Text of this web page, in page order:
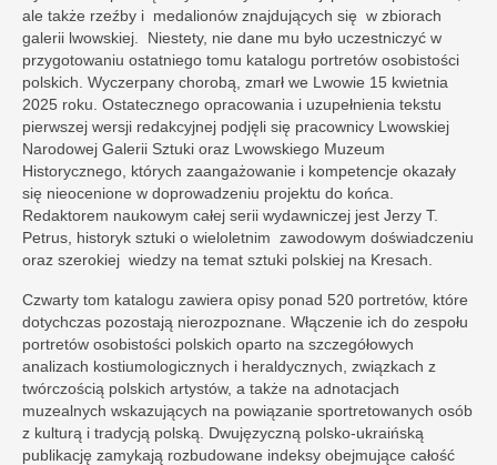
ale także rzeźby i medalionów znajdujących się w zbiorach
galerii lwowskiej. Niestety, nie dane mu było uczestniczyć w
przygotowaniu ostatniego tomu katalogu portretów osobistości
polskich. Wyczerpany chorobą, zmarł we Lwowie 15 kwietnia
2025 roku. Ostatecznego opracowania i uzupełnienia tekstu
pierwszej wersji redakcyjnej podjęli się pracownicy Lwowskiej
Narodowej Galerii Sztuki oraz Lwowskiego Muzeum
Historycznego, których zaangażowanie i kompetencje okazały
się nieocenione w doprowadzeniu projektu do końca.
Redaktorem naukowym całej serii wydawniczej jest Jerzy T.
Petrus, historyk sztuki o wieloletnim zawodowym doświadczeniu
oraz szerokiej wiedzy na temat sztuki polskiej na Kresach.
Czwarty tom katalogu zawiera opisy ponad 520 portretów, które
dotychczas pozostają nierozpoznane. Włączenie ich do zespołu
portretów osobistości polskich oparto na szczegółowych
analizach kostiumologicznych i heraldycznych, związkach z
twórczością polskich artystów, a także na adnotacjach
muzealnych wskazujących na powiązanie sportretowanych osób
z kulturą i tradycją polską. Dwujęzyczną polsko-ukraińską
publikację zamykają rozbudowane indeksy obejmujące całość